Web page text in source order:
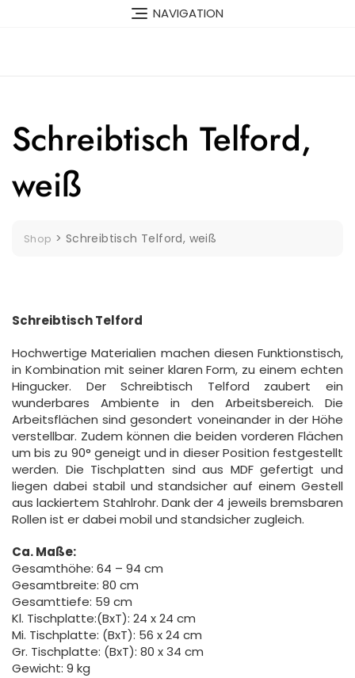
NAVIGATION
Schreibtisch Telford,
weiß
Shop > Schreibtisch Telford, weiß
Schreibtisch Telford
Hochwertige Materialien machen diesen Funktionstisch,
in Kombination mit seiner klaren Form, zu einem echten
Hingucker. Der Schreibtisch Telford zaubert ein
wunderbares Ambiente in den Arbeitsbereich. Die
Arbeitsflächen sind gesondert voneinander in der Höhe
verstellbar. Zudem können die beiden vorderen Flächen
um bis zu 90° geneigt und in dieser Position festgestellt
werden. Die Tischplatten sind aus MDF gefertigt und
liegen dabei stabil und standsicher auf einem Gestell
aus lackiertem Stahlrohr. Dank der 4 jeweils bremsbaren
Rollen ist er dabei mobil und standsicher zugleich.
Ca. Maße:
Gesamthöhe: 64 – 94 cm
Gesamtbreite: 80 cm
Gesamttiefe: 59 cm
Kl. Tischplatte:(BxT): 24 x 24 cm
Mi. Tischplatte: (BxT): 56 x 24 cm
Gr. Tischplatte: (BxT): 80 x 34 cm
Gewicht: 9 kg